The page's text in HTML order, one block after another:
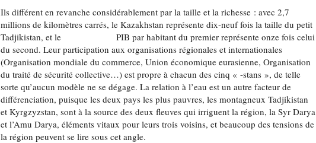
Ils différent en revanche considérablement par la taille et la richesse : avec 2,7
millions de kilomètres carrés, le Kazakhstan représente dix-neuf fois la taille du petit
Tadjikistan, et le PIB par habitant du premier représente onze fois celui
du second. Leur participation aux organisations régionales et internationales
(Organisation mondiale du commerce, Union économique eurasienne, Organisation
du traité de sécurité collective…) est propre à chacun des cinq « -stans », de telle
sorte qu’aucun modèle ne se dégage. La relation à l’eau est un autre facteur de
différenciation, puisque les deux pays les plus pauvres, les montagneux Tadjikistan
et Kyrgzyzstan, sont à la source des deux fleuves qui irriguent la région, la Syr Darya
et l’Amu Darya, éléments vitaux pour leurs trois voisins, et beaucoup des tensions de
la région peuvent se lire sous cet angle.